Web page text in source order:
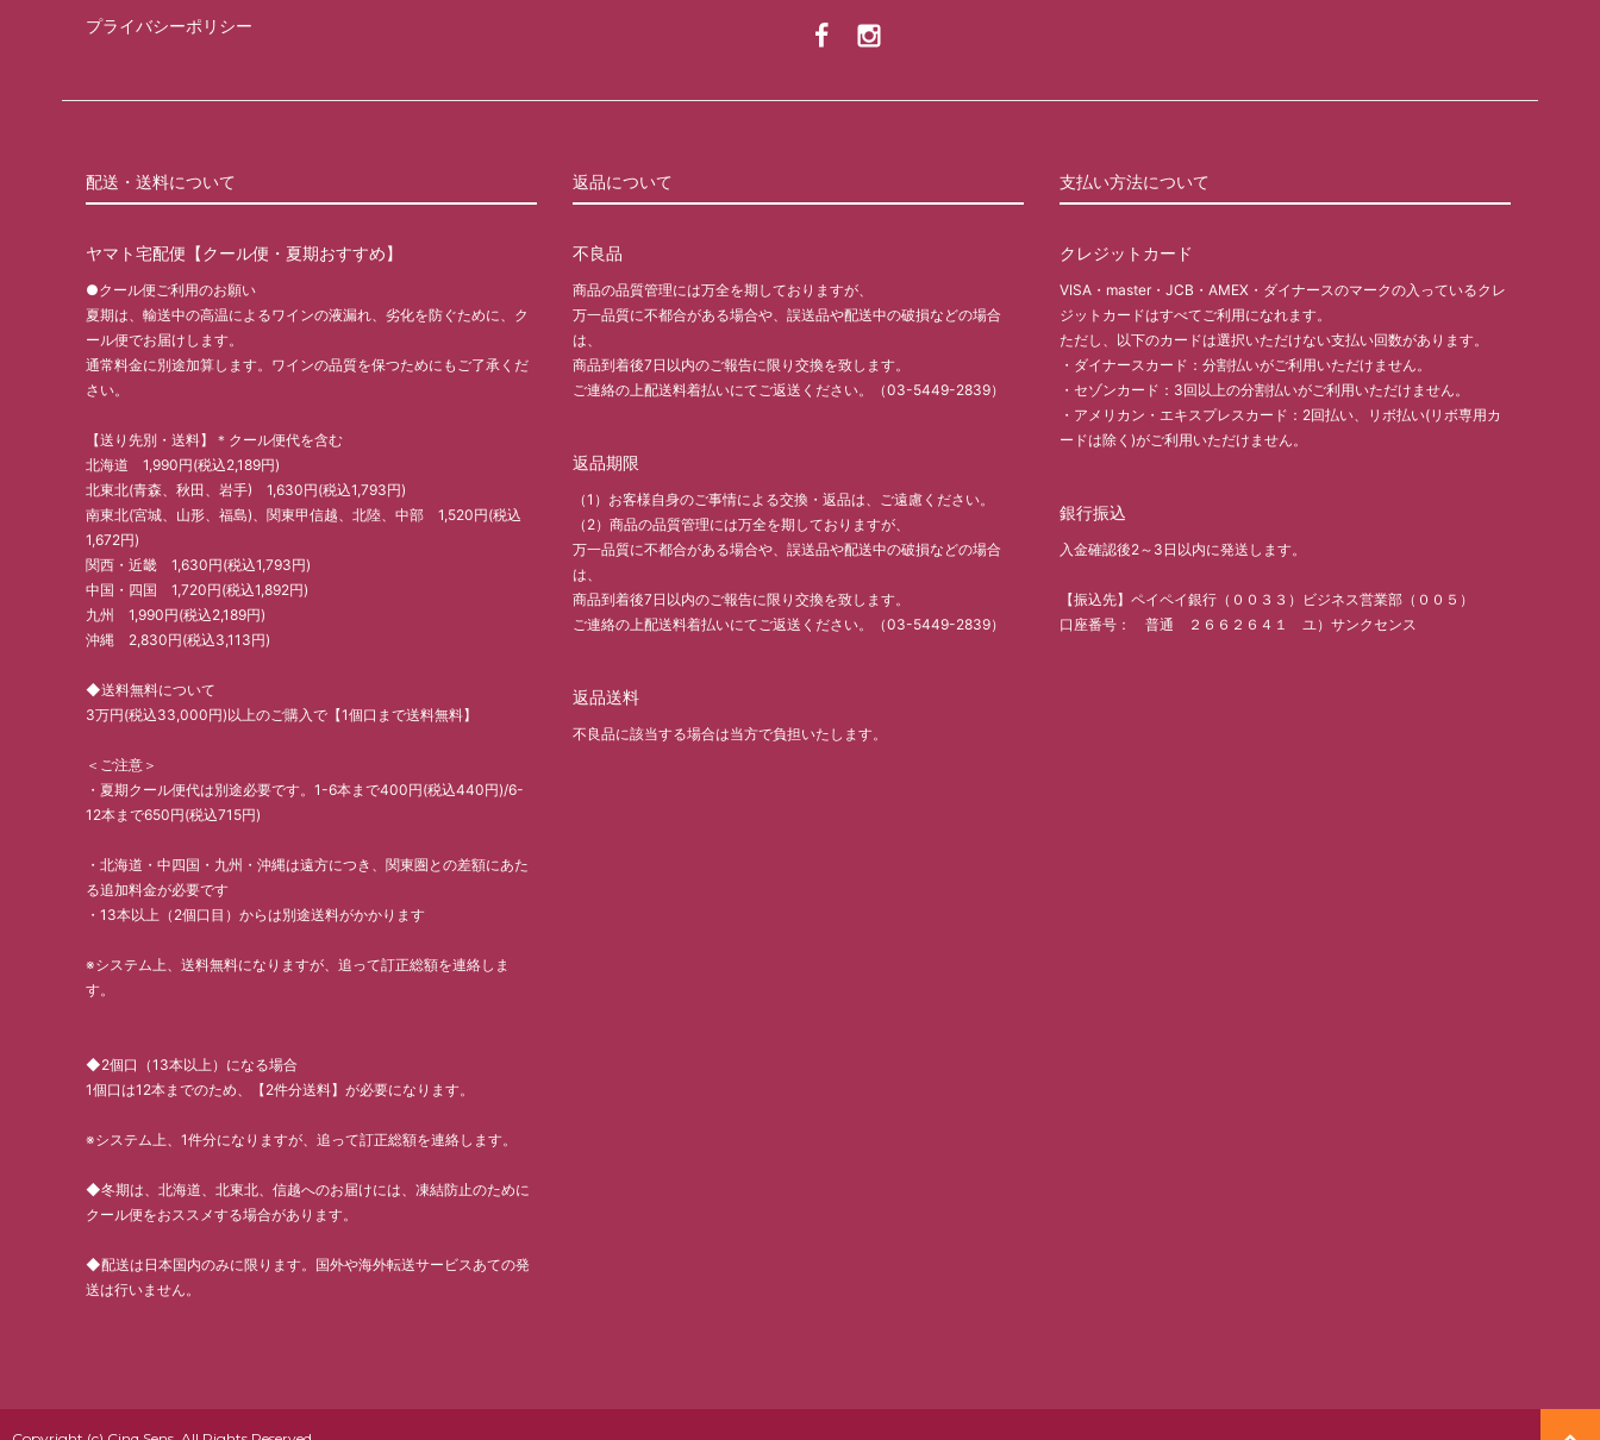
プライバシーポリシー
配送・送料について
ヤマト宅配便【クール便・夏期おすすめ】
●クール便ご利用のお願い
夏期は、輸送中の高温によるワインの液漏れ、劣化を防ぐために、ク
ール便でお届けします。
通常料金に別途加算します。ワインの品質を保つためにもご了承くだ
さい。
【送り先別・送料】＊クール便代を含む
北海道 1,990円(税込2,189円)
北東北(青森、秋田、岩手) 1,630円(税込1,793円)
南東北(宮城、山形、福島)、関東甲信越、北陸、中部 1,520円(税込
1,672円)
関西・近畿 1,630円(税込1,793円)
中国・四国 1,720円(税込1,892円)
九州 1,990円(税込2,189円)
沖縄 2,830円(税込3,113円)
◆送料無料について
3万円(税込33,000円)以上のご購入で【1個口まで送料無料】
＜ご注意＞
・夏期クール便代は別途必要です。1-6本まで400円(税込440円)/6-
12本まで650円(税込715円)
・北海道・中四国・九州・沖縄は遠方につき、関東圏との差額にあた
る追加料金が必要です
・13本以上（2個口目）からは別途送料がかかります
※システム上、送料無料になりますが、追って訂正総額を連絡しま
す。
◆2個口（13本以上）になる場合
1個口は12本までのため、【2件分送料】が必要になります。
※システム上、1件分になりますが、追って訂正総額を連絡します。
◆冬期は、北海道、北東北、信越へのお届けには、凍結防止のために
クール便をおススメする場合があります。
◆配送は日本国内のみに限ります。国外や海外転送サービスあての発
送は行いません。
返品について
不良品
商品の品質管理には万全を期しておりますが、
万一品質に不都合がある場合や、誤送品や配送中の破損などの場合
は、
商品到着後7日以内のご報告に限り交換を致します。
ご連絡の上配送料着払いにてご返送ください。（03-5449-2839）
返品期限
（1）お客様自身のご事情による交換・返品は、ご遠慮ください。
（2）商品の品質管理には万全を期しておりますが、
万一品質に不都合がある場合や、誤送品や配送中の破損などの場合
は、
商品到着後7日以内のご報告に限り交換を致します。
ご連絡の上配送料着払いにてご返送ください。（03-5449-2839）
返品送料
不良品に該当する場合は当方で負担いたします。
支払い方法について
クレジットカード
VISA・master・JCB・AMEX・ダイナースのマークの入っているクレ
ジットカードはすべてご利用になれます。
ただし、以下のカードは選択いただけない支払い回数があります。
・ダイナースカード：分割払いがご利用いただけません。
・セゾンカード：3回以上の分割払いがご利用いただけません。
・アメリカン・エキスプレスカード：2回払い、リボ払い(リボ専用カ
ードは除く)がご利用いただけません。
銀行振込
入金確認後2～3日以内に発送します。
【振込先】ペイペイ銀行（００３３）ビジネス営業部（００５）
口座番号： 普通 ２６６２６４１ ユ）サンクセンス